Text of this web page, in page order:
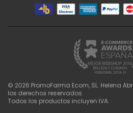
© 2026 PromoFarma Ecom, SL. Helena
los derechos reservados.
Todos los productos incluyen IVA.